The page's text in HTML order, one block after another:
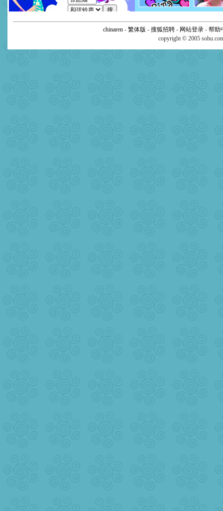
chinaren - 繁体版 - 搜狐招聘 - 网站登录 - 帮助
copyright © 2005